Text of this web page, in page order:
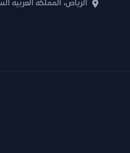
الرياض، المملكة العربية